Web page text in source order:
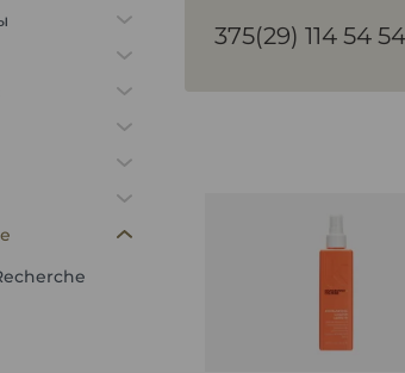
375(29) 114 54 54